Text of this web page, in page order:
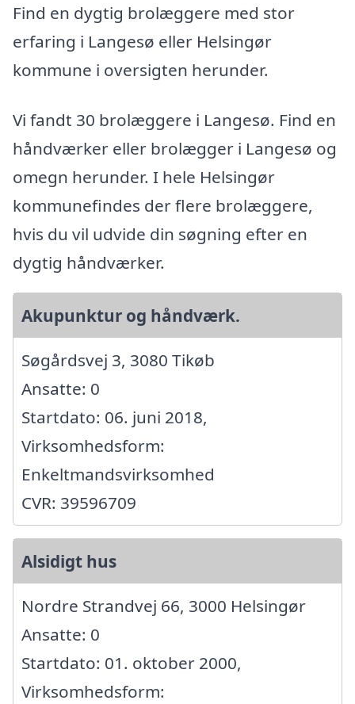
Find en dygtig brolæggere med stor
erfaring i Langesø eller Helsingør
kommune i oversigten herunder.
Vi fandt 30 brolæggere i Langesø. Find en
håndværker eller brolægger i Langesø og
omegn herunder. I hele Helsingør
kommunefindes der flere brolæggere,
hvis du vil udvide din søgning efter en
dygtig håndværker.
Akupunktur og håndværk.
Søgårdsvej 3, 3080 Tikøb
Ansatte: 0
Startdato: 06. juni 2018,
Virksomhedsform:
Enkeltmandsvirksomhed
CVR: 39596709
Alsidigt hus
Nordre Strandvej 66, 3000 Helsingør
Ansatte: 0
Startdato: 01. oktober 2000,
Virksomhedsform: